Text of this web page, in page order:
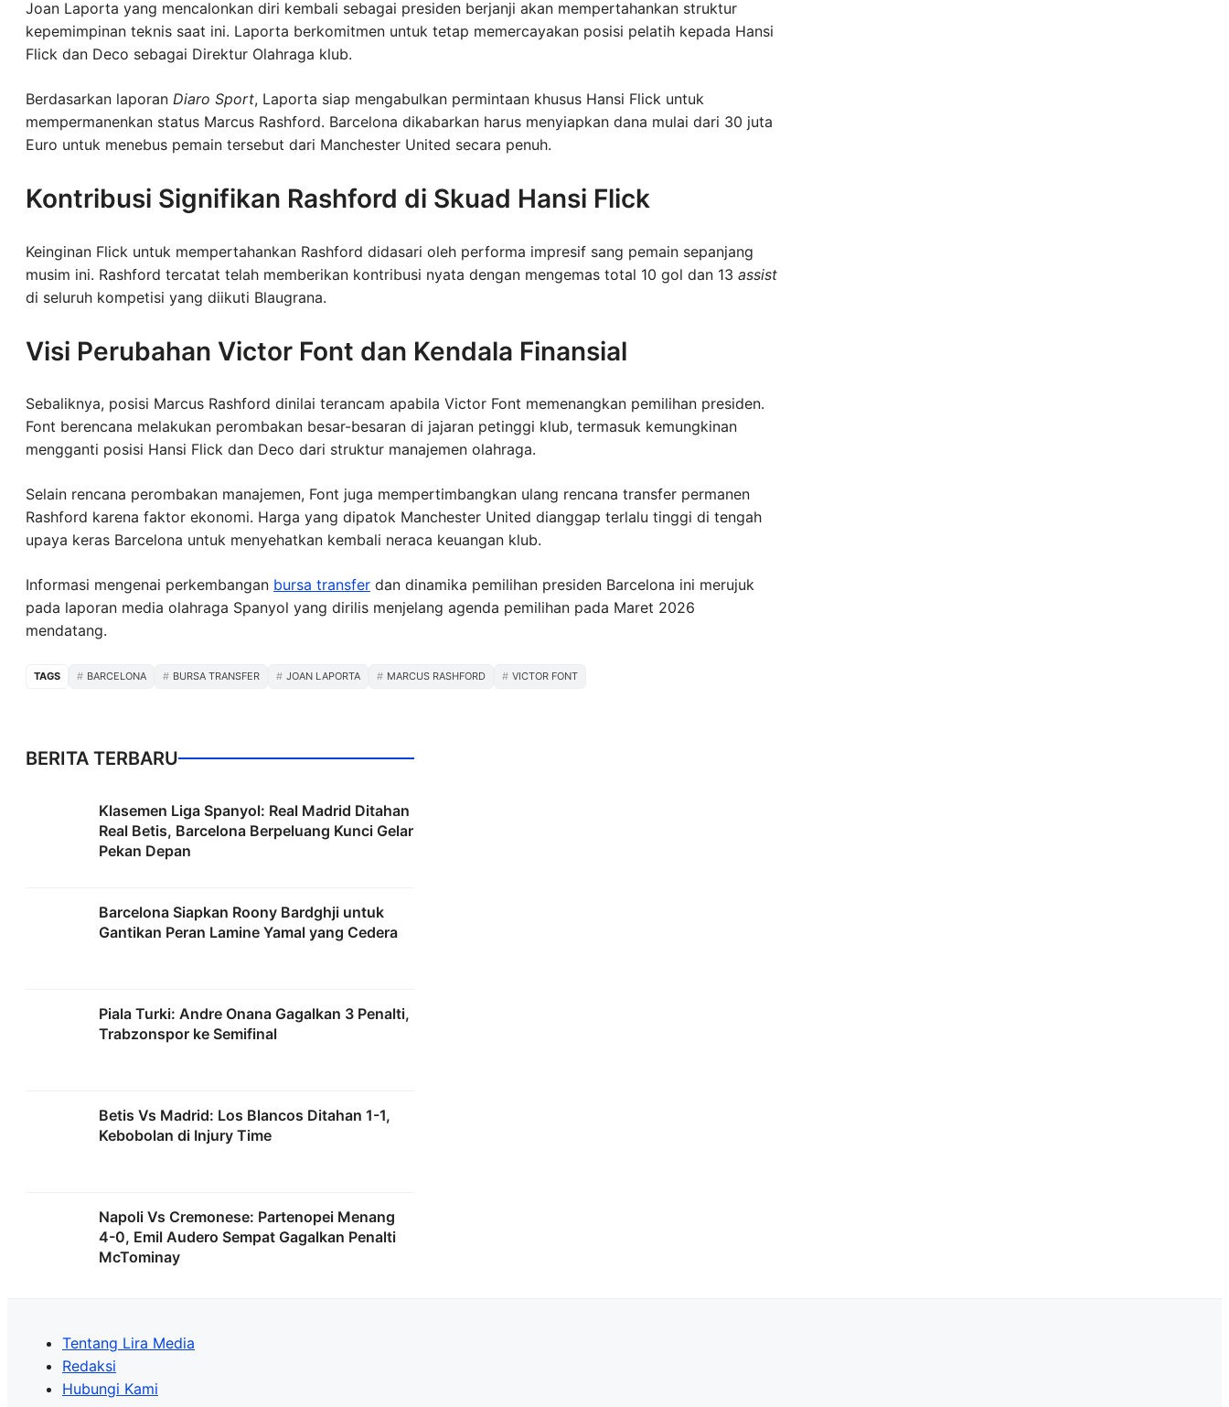
Joan Laporta yang mencalonkan diri kembali sebagai presiden berjanji akan mempertahankan struktur
kepemimpinan teknis saat ini. Laporta berkomitmen untuk tetap memercayakan posisi pelatih kepada Hansi
Flick dan Deco sebagai Direktur Olahraga klub.
Berdasarkan laporan Diaro Sport, Laporta siap mengabulkan permintaan khusus Hansi Flick untuk
mempermanenkan status Marcus Rashford. Barcelona dikabarkan harus menyiapkan dana mulai dari 30 juta
Euro untuk menebus pemain tersebut dari Manchester United secara penuh.
Kontribusi Signifikan Rashford di Skuad Hansi Flick
Keinginan Flick untuk mempertahankan Rashford didasari oleh performa impresif sang pemain sepanjang
musim ini. Rashford tercatat telah memberikan kontribusi nyata dengan mengemas total 10 gol dan 13 assist
di seluruh kompetisi yang diikuti Blaugrana.
Visi Perubahan Victor Font dan Kendala Finansial
Sebaliknya, posisi Marcus Rashford dinilai terancam apabila Victor Font memenangkan pemilihan presiden.
Font berencana melakukan perombakan besar-besaran di jajaran petinggi klub, termasuk kemungkinan
mengganti posisi Hansi Flick dan Deco dari struktur manajemen olahraga.
Selain rencana perombakan manajemen, Font juga mempertimbangkan ulang rencana transfer permanen
Rashford karena faktor ekonomi. Harga yang dipatok Manchester United dianggap terlalu tinggi di tengah
upaya keras Barcelona untuk menyehatkan kembali neraca keuangan klub.
Informasi mengenai perkembangan bursa transfer dan dinamika pemilihan presiden Barcelona ini merujuk
pada laporan media olahraga Spanyol yang dirilis menjelang agenda pemilihan pada Maret 2026
mendatang.
TAGS BARCELONA BURSA TRANSFER JOAN LAPORTA MARCUS RASHFORD VICTOR FONT
BERITA TERBARU
Klasemen Liga Spanyol: Real Madrid Ditahan
Real Betis, Barcelona Berpeluang Kunci Gelar
Pekan Depan
Barcelona Siapkan Roony Bardghji untuk
Gantikan Peran Lamine Yamal yang Cedera
Piala Turki: Andre Onana Gagalkan 3 Penalti,
Trabzonspor ke Semifinal
Betis Vs Madrid: Los Blancos Ditahan 1-1,
Kebobolan di Injury Time
Napoli Vs Cremonese: Partenopei Menang
4-0, Emil Audero Sempat Gagalkan Penalti
McTominay
Tentang Lira Media
Redaksi
Hubungi Kami